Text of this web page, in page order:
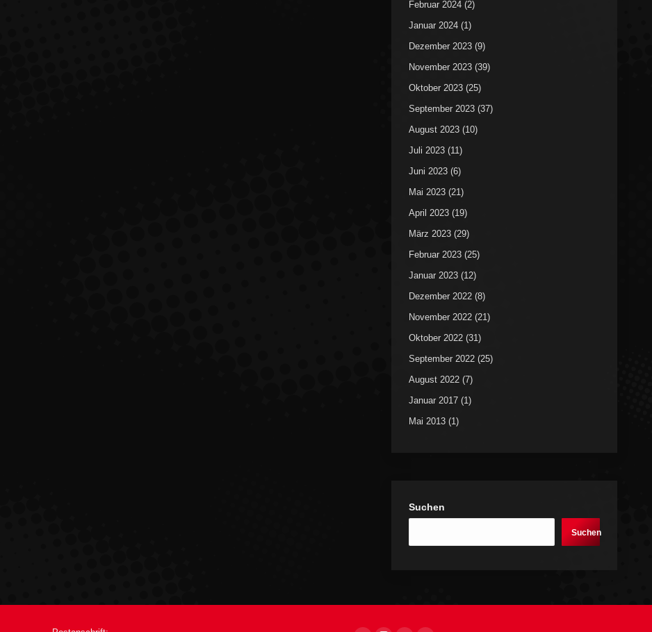
Februar 2024 (2)
Januar 2024 (1)
Dezember 2023 (9)
November 2023 (39)
Oktober 2023 (25)
September 2023 (37)
August 2023 (10)
Juli 2023 (11)
Juni 2023 (6)
Mai 2023 (21)
April 2023 (19)
März 2023 (29)
Februar 2023 (25)
Januar 2023 (12)
Dezember 2022 (8)
November 2022 (21)
Oktober 2022 (31)
September 2022 (25)
August 2022 (7)
Januar 2017 (1)
Mai 2013 (1)
Suchen
Suchen